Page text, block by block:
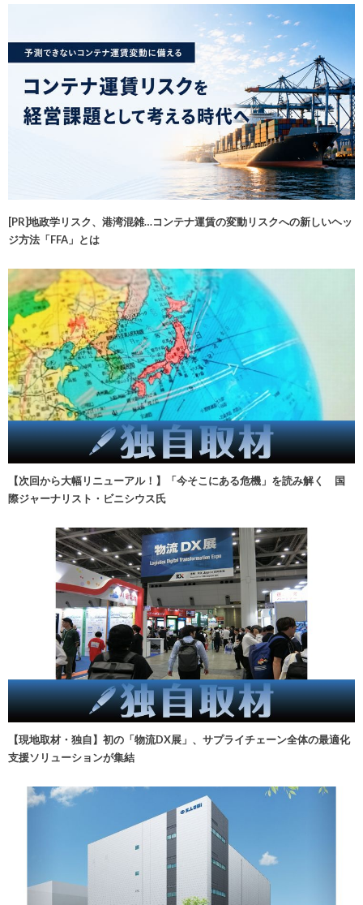
[PR]地政学リスク、港湾混雑…コンテナ運賃の変動リスクへの新しいヘッ
ジ方法「FFA」とは
【次回から大幅リニューアル！】「今そこにある危機」を読み解く 国
際ジャーナリスト・ビニシウス氏
【現地取材・独自】初の「物流DX展」、サプライチェーン全体の最適化
支援ソリューションが集結